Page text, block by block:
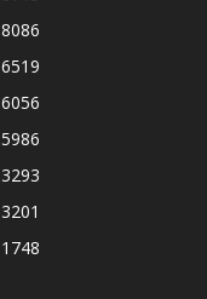
8086
6519
6056
5986
3293
3201
1748